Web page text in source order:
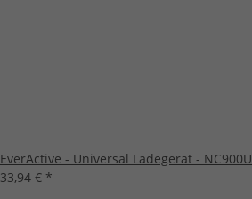
EverActive - Universal Ladegerät - NC900U
33,94 € *